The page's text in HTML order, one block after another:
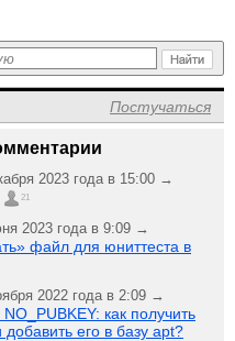
Постучаться
2023 года в 15:00 →
21
2023 года в 9:09 →
файл для юниттеста в
2022 года в 2:09 →
как получить
его в базу apt?